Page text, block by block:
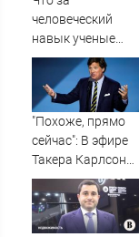
человеческий
навык ученые
нашли у
дельфинов?
"Похоже, прямо
сейчас": В эфире
Такера Карлсона
заговорили о
победе России ⋆
Листай.ру ✪